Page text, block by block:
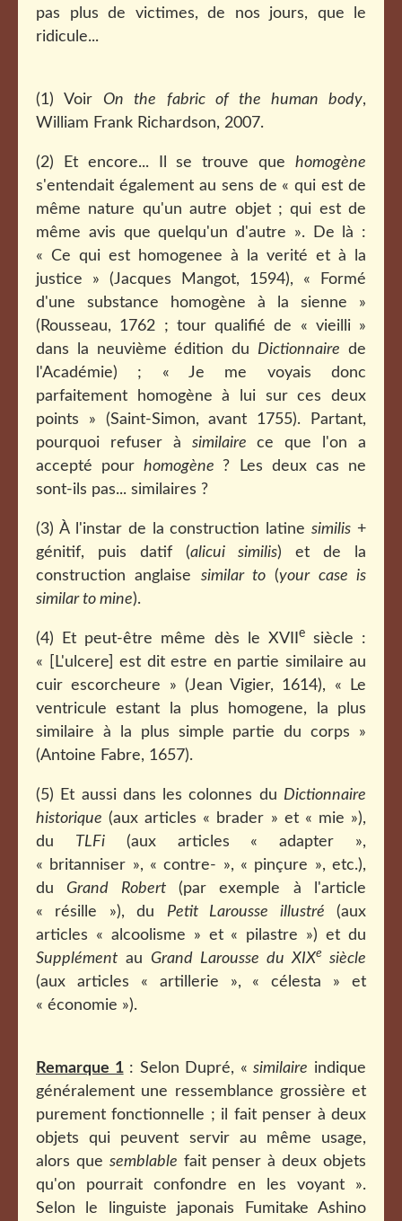
pas plus de victimes, de nos jours, que le
ridicule...
(1) Voir On the fabric of the human body,
William Frank Richardson, 2007.
(2) Et encore... Il se trouve que homogène
s'entendait également au sens de « qui est de
même nature qu'un autre objet ; qui est de
même avis que quelqu'un d'autre ». De là :
« Ce qui est homogenee à la verité et à la
justice » (Jacques Mangot, 1594), « Formé
d'une substance homogène à la sienne »
(Rousseau, 1762 ; tour qualifié de « vieilli »
dans la neuvième édition du Dictionnaire de
l'Académie) ; « Je me voyais donc
parfaitement homogène à lui sur ces deux
points » (Saint-Simon, avant 1755). Partant,
pourquoi refuser à similaire ce que l'on a
accepté pourhomogène ? Les deux cas ne
sont-ils pas... similaires ?
(3) À l'instar de la construction latinesimilis +
génitif, puis datif (alicui similis) et de la
construction anglaise similar to (your case is
similar to mine).
(4) Et peut-être même dès le XVII esiècle :
« [L'ulcere] est dit estre en partie similaire au
cuir escorcheure » (Jean Vigier, 1614), « Le
ventricule estant la plus homogene, la plus
similaire à la plus simple partie du corps »
(Antoine Fabre, 1657).
(5) Et aussi dans les colonnes du Dictionnaire
historique (aux articles « brader » et « mie »),
du TLFi(aux articles « adapter »,
« britanniser », « contre- », « pinçure », etc.),
du Grand Robert(par exemple à l'article
« résille »), du Petit Larousse illustré (aux
articles « alcoolisme » et « pilastre ») et du
Supplément au Grand Larousse du XIXe
siècle
(aux articles « artillerie », « célesta » et
« économie »).
Remarque 1: Selon Dupré, «similaire indique
généralement une ressemblance grossière et
purement fonctionnelle ; il fait penser à deux
objets qui peuvent servir au même usage,
alors que semblable fait penser à deux objets
qu'on pourrait confondre en les voyant ».
Selon le linguiste japonais Fumitake Ashino